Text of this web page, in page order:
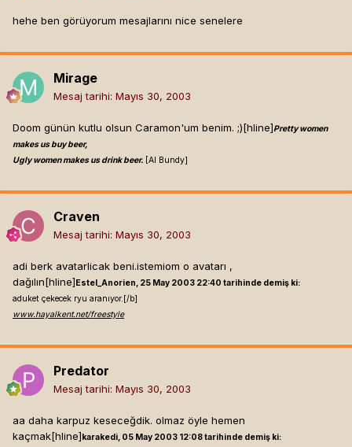
hehe ben görüyorum mesajlarını nice senelere
Mirage
Mesaj tarihi: Mayıs 30, 2003
Doom günün kutlu olsun Caramon'um benim. ;)[hline]Pretty women
makes us buy beer,
Ugly women makes us drink beer. [Al Bundy]
Craven
Mesaj tarihi: Mayıs 30, 2003
adi berk avatarlicak beni.istemiom o avatarı ,
dağılın[hline] Estel_Anorien, 25 May 2003 22:40 tarihinde demiş ki:
aduket çekecek ryu aranıyor.[/b]
www.hayalkent.net/freestyle
Predator
Mesaj tarihi: Mayıs 30, 2003
aa daha karpuz keseceğdik. olmaz öyle hemen
kaçmak[hline] karakedi, 05 May 2003 12:08 tarihinde demiş ki: